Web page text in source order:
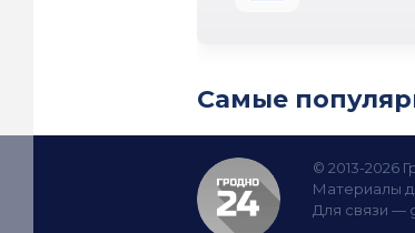
Самые
© 2013-2026
Материалы
Для связи —